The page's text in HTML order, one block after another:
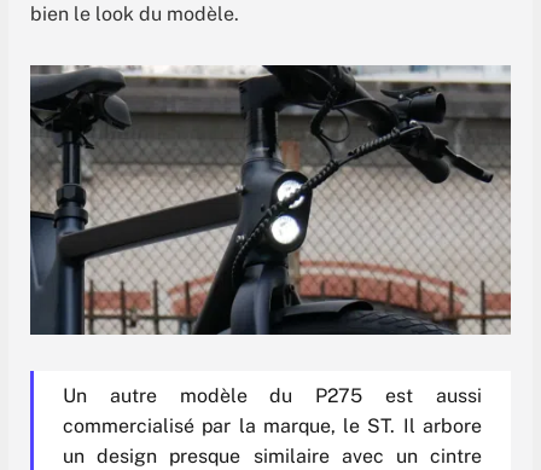
bien le look du modèle.
Un autre modèle du P275 est aussi
commercialisé par la marque, le ST. Il arbore
un design presque similaire avec un cintre